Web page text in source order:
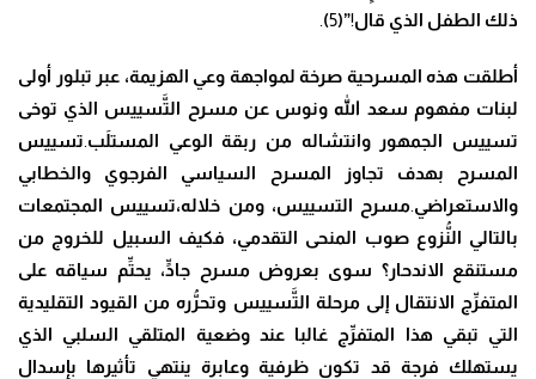
ذلك الطفل الذي قال!
”
(
5
)
أطلقت هذه المسرحية صرخة لمواجهة وعي الهزيمة، عبر تبلور أولى
لبنات مفهوم سعد الله ونوس عن مسرح التَّسييس الذي توخى
تسييس الجمهور وانتشاله من ربقة الوعي المستلَب تسييس
المسرح بهدف تجاوز المسرح السياسي الفرجوي والخطابي
والاستعراضي مسرح التسييس،ومن خلاله،تسييس المجتمعات
بالتالي النُّزوع صوب المنحى التقدمي، فكيف السبيل للخروج من
مستنقع الاندحار؟ سوى بعروض مسرح جادٍّ، يحتِّم سياقه على
المتفرِّج الانتقال إلى مرحلة التَّسييس وتحرُّره من القيود التقليدية
التي تبقي هذا المتفرِّج غالبا عند وضعية المتلقي السلبي الذي
يستهلك فرجة قد تكون ظرفية وعابرة ينتهي تأثيرها بإسدال